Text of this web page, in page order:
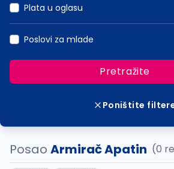
Plata u oglasu
Poslovi za mlade
Pretražite
Poništite
Posao Armirač Apatin (0